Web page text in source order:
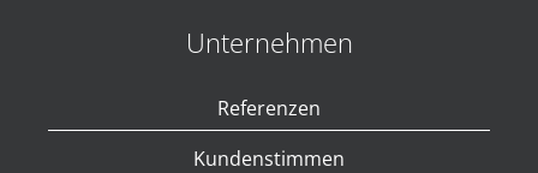
Unternehmen
Referenzen
Kundenstimmen